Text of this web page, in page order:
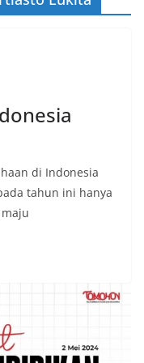
di Indonesia
tahun ini hanya